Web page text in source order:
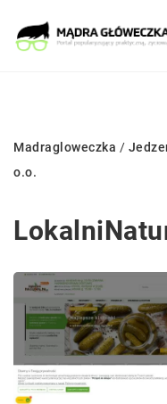
Madragloweczka /
o.o.